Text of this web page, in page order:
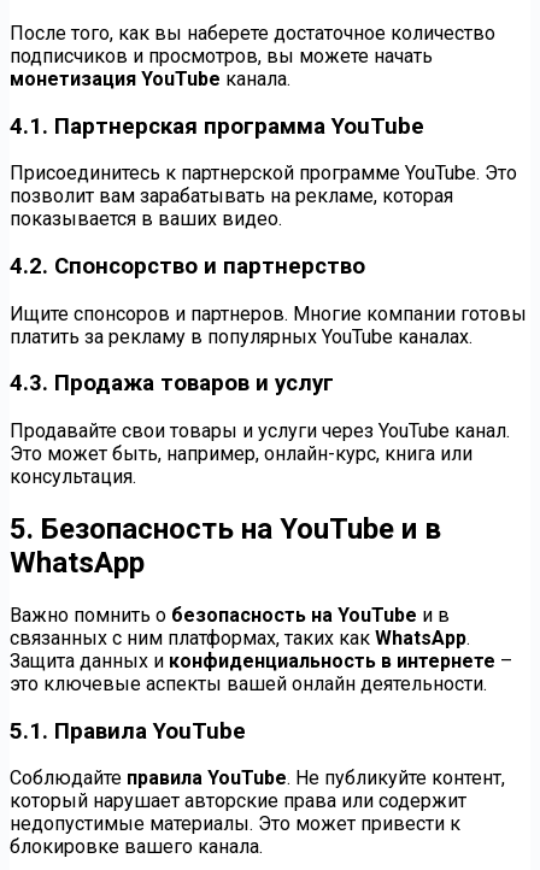
После того, как вы наберете достаточное количество
подписчиков и просмотров, вы можете начать
монетизация YouTube канала.
4.1. Партнерская программа YouTube
Присоединитесь к партнерской программе YouTube. Это
позволит вам зарабатывать на рекламе, которая
показывается в ваших видео.
4.2. Спонсорство и партнерство
Ищите спонсоров и партнеров. Многие компании готовы
платить за рекламу в популярных YouTube каналах.
4.3. Продажа товаров и услуг
Продавайте свои товары и услуги через YouTube канал.
Это может быть, например, онлайн-курс, книга или
консультация.
5. Безопасность на YouTube и в
WhatsApp
Важно помнить о безопасность на YouTube и в
связанных с ним платформах, таких как WhatsApp.
Защита данных и конфиденциальность в интернете –
это ключевые аспекты вашей онлайн деятельности.
5.1. Правила YouTube
Соблюдайте правила YouTube. Не публикуйте контент,
который нарушает авторские права или содержит
недопустимые материалы. Это может привести к
блокировке вашего канала.